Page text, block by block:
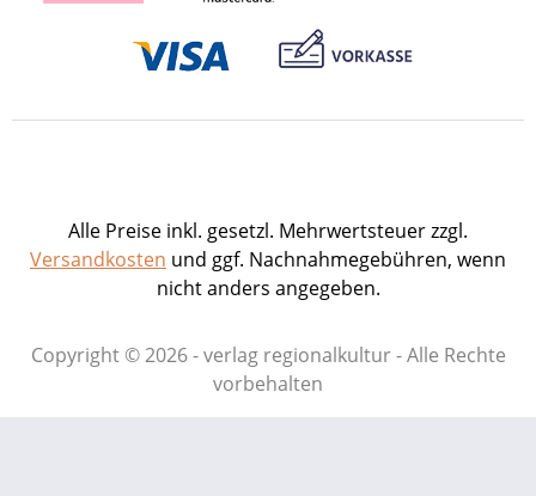
Großformat, fester Einband. 2005. ISBN
978-3-89735-250-6. EUR 22,–
Download Buch-Cover als tif-Datei zum
Alle Preise inkl. gesetzl. Mehrwertsteuer zzgl.
Versandkosten und ggf. Nachnahmegebühren, wenn
nicht anders angegeben.
Copyright © 2026 - verlag regionalkultur - Alle Rechte
vorbehalten